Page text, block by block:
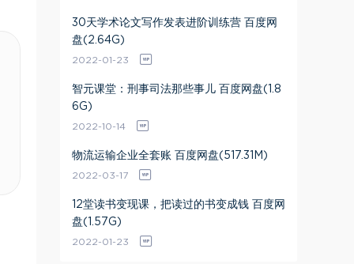
30天学术论文写作发表进阶训练营 百度网
盘(2.64G)
2022-01-23
智元课堂：刑事司法那些事儿 百度网盘(1.8
6G)
2022-10-14
物流运输企业全套账 百度网盘(517.31M)
2022-03-17
12堂读书变现课，把读过的书变成钱 百度网
盘(1.57G)
2022-01-23